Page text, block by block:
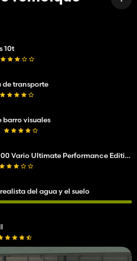
10t
de transporte
barro visuales
Fendt 1000 Vario Ultimate Performance Edition
del agua y el suelo